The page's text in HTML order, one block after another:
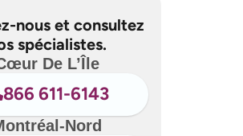
nous et consultez
spécialistes.
De L’Île
866 611-6143
Nord